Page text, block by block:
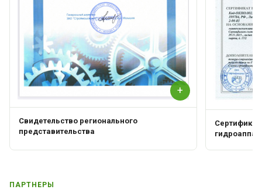
+
Свидетельство регионального
представительства
Сертификат
ПАРТНЕРЫ